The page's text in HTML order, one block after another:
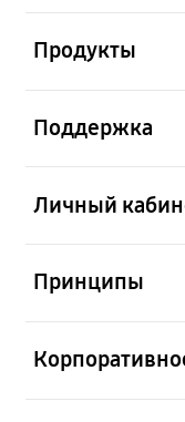
Продукты
Поддержка
Личный
Принципы